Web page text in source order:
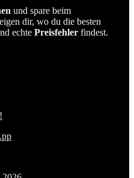
und spare beim
dir, wo du die besten
echte Preisfehler findest.